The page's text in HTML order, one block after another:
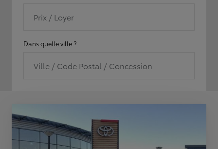
Prix / Loyer
Dans quelle ville ?
Ville / Code Postal / Concession